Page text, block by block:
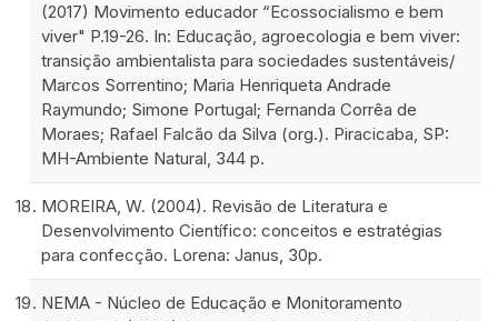
(2017) Movimento educador “Ecossocialismo e bem
viver" P.19-26. In: Educação, agroecologia e bem viver:
transição ambientalista para sociedades sustentáveis/
Marcos Sorrentino; Maria Henriqueta Andrade
Raymundo; Simone Portugal; Fernanda Corrêa de
Moraes; Rafael Falcão da Silva (org.). Piracicaba, SP:
MH-Ambiente Natural, 344 p.
MOREIRA, W. (2004). Revisão de Literatura e
Desenvolvimento Científico: conceitos e estratégias
para confecção. Lorena: Janus, 30p.
NEMA - Núcleo de Educação e Monitoramento